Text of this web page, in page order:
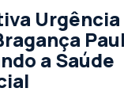
Urgência
a Saúde